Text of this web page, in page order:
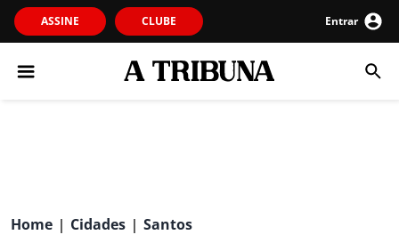
ASSINE CLUBE Entrar
Home | Cidades | Santos